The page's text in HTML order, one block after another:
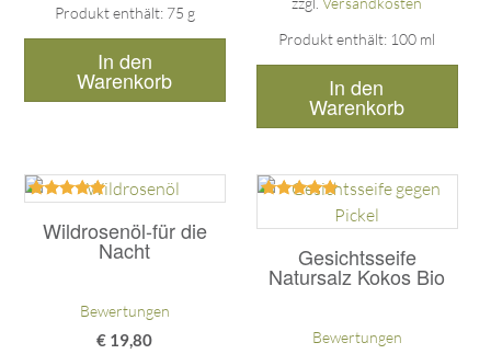
Produkt enthält: 75 g
In den
Warenkorb
Produkt enthält: 100 ml
In den
Warenkorb
Wildrosenöl-für die
Nacht
mit
5.00
Bewertungen
€ 19,80
Gesichtsseife
Natursalz Kokos Bio
von 5
Bewertungen